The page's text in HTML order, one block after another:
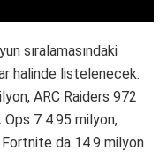
sıralamasındaki
halinde listelenecek.
ARC Raiders 972
7 4.95 milyon,
da 14.9 milyon